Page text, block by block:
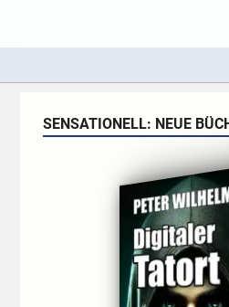
SENSATIONELL: NEUE